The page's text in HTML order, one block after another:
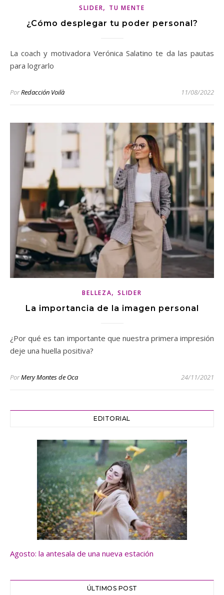
SLIDER, TU MENTE
¿Cómo desplegar tu poder personal?
La coach y motivadora Verónica Salatino te da las pautas
para lograrlo
PorRedacción Voilà 11/08/2022
BELLEZA,SLIDER
La importancia de la imagen personal
¿Por qué es tan importante que nuestra primera impresión
deje una huella positiva?
PorMery Montes de Oca 24/11/2021
EDITORIAL
Agosto: la antesala de una nueva estación
ÚLTIMOS POST